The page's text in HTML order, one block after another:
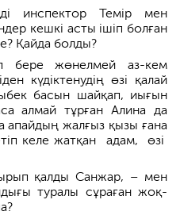
инспектор Темір мен
кешкі асты ішіп болған
Қайда болды?
бере жөнелмей аз-кем
күдіктенудің өзі қалай
басын шайқап, иығын
алмай тұрған Алина да
апайдың жалғыз қызы ғана
келе жатқан адам, өзі
қалды Санжар, – мен
туралы сұраған жоқ­